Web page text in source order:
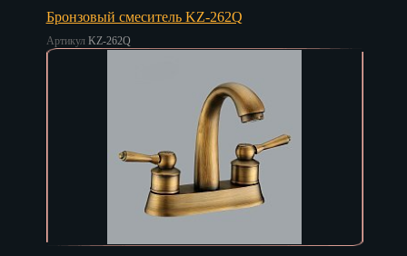
Бронзовый смеситель KZ-262Q
Артикул KZ-262Q